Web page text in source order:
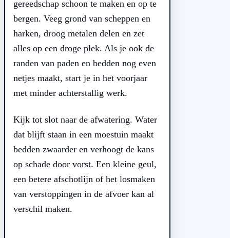
gereedschap schoon te maken en op te
bergen. Veeg grond van scheppen en
harken, droog metalen delen en zet
alles op een droge plek. Als je ook de
randen van paden en bedden nog even
netjes maakt, start je in het voorjaar
met minder achterstallig werk.
Kijk tot slot naar de afwatering. Water
dat blijft staan in een moestuin maakt
bedden zwaarder en verhoogt de kans
op schade door vorst. Een kleine geul,
een betere afschotlijn of het losmaken
van verstoppingen in de afvoer kan al
verschil maken.